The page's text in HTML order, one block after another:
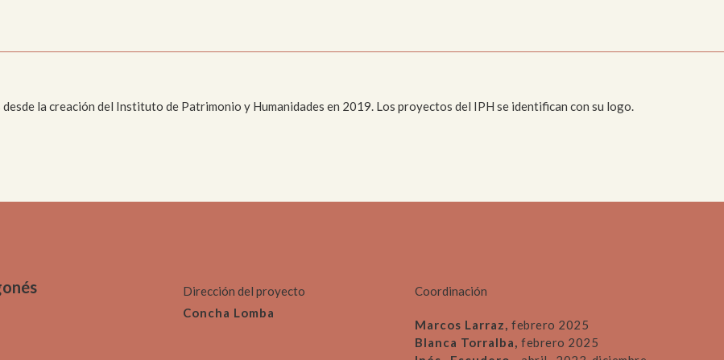
la creación del Instituto de Patrimonio y Humanidades en 2019. Los proyectos del IPH se identifican con su logo.
Dirección del proyecto
Concha Lomba
Coordinación
Marcos Larraz, febrero 2025
Blanca Torralba, febrero 2025